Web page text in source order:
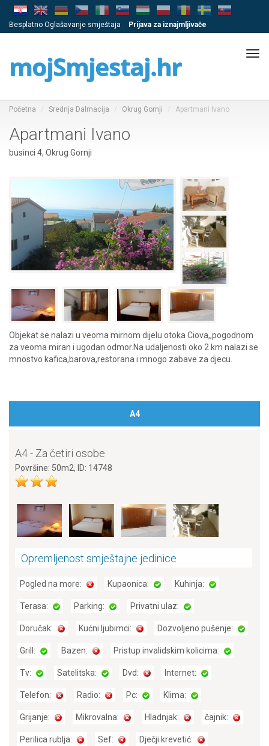
Besplatno Oglašavanje smještaja Prijava za iznajmljivače
mojSmjestaj.hr
Početna Srednja Dalmacija Okrug Gornji Apartmani Ivano
Apartmani Ivano
businci 4, Okrug Gornji
Objekat se nalazi u veoma mirnom dijelu otoka Ciova,,pogodnom
za veoma miran i ugodan odmor.Na udaljenosti oko 2 km nalazi se
mnostvo kafica,barova,restorana i mnogo zabave za djecu.
A4
A4 - Za četiri osobe
Površine: 50m2, ID: 14748
Opremljenost smještajne jedinice
Pogled na more: Kupaonica: Kuhinja:
Terasa: Parking: Privatni ulaz:
Doručak: Kućni ljubimci: Dozvoljeno pušenje:
Grill: Bazen: Pristup invalidskim kolicima:
Tv: Satelitska: Dvd: Internet:
Telefon: Radio: Pc: Klima:
Grijanje: Mikrovalna: Hladnjak: čajnik:
Perilica rublja: Sef: Dječji krevetić: